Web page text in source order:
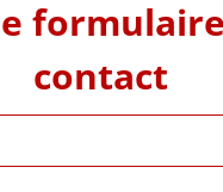
contact